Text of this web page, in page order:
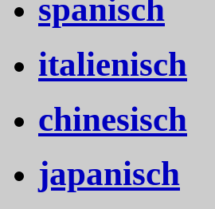
spanisch
italienisch
chinesisch
japanisch